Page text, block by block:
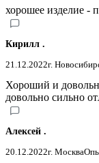
хорошее изделие -
Кирилл .
21.12.2022г.
Хороший и
довольно сильно
Алексей .
20.12.2022г. Москва